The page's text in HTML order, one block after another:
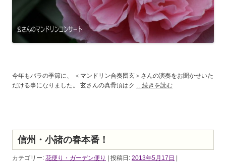
今年もバラの季節に、 ＜マンドリン合奏団玄＞さんの演奏をお聞かせいた
だける事になりました。 玄さんの真骨頂はク …続きを読む
信州・小諸の春本番！
カテゴリー: 花便り・ガーデン便り | 投稿日: 2013年5月17日 |